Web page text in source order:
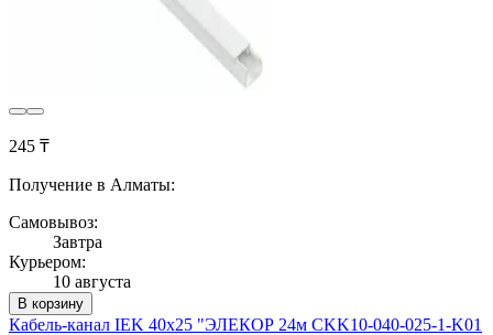
245 ₸
Получение в Алматы:
Самовывоз:
Завтра
Курьером:
10 августа
В корзину
Кабель-канал IEK 40х25 "ЭЛЕКОР 24м CKK10-040-025-1-K01